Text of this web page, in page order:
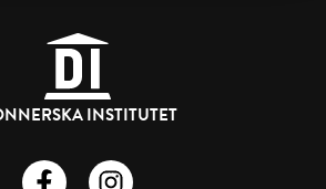
INSTITUTET
Donnerska institutet på Facebook
Donnerska institutet på